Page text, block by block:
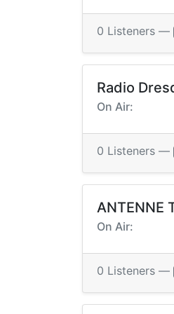
0 Listeners —
Radio
On Air:
0 Listeners —
ANTENNE
On Air:
0 Listeners —